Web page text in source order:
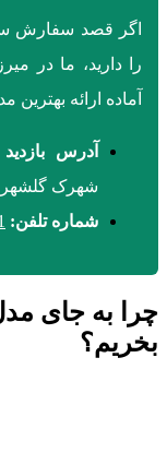
اگر قصد سفارش
را دارید، ما در
آماده ارائه
آدرس
شهرک گلشهر،
شماره تلفن:
چرا به جای
بخریم؟